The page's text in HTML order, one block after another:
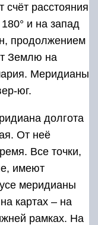
расстояния
и на запад
продолжением
Землю на
Меридианы
юг.
долгота
От неё
Все точки,
имеют
меридианы
картах – на
рамках. На